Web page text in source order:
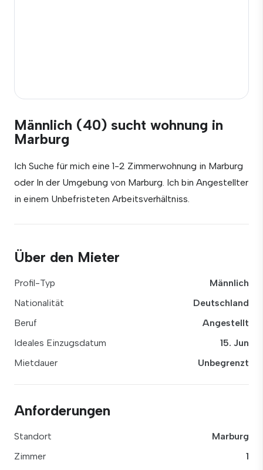
Männlich (40) sucht wohnung in
Marburg
Ich Suche für mich eine 1-2 Zimmerwohnung in Marburg
oder In der Umgebung von Marburg. Ich bin Angestellter
in einem Unbefristeten Arbeitsverhältniss.
Über den Mieter
Profil-Typ
Männlich
Nationalität
Deutschland
Beruf
Angestellt
Ideales Einzugsdatum
15. Jun
Mietdauer
Unbegrenzt
Anforderungen
Standort
Marburg
Zimmer
1